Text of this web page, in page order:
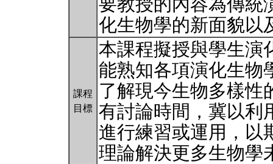
要教授的內容為傳統
化生物學的新面貌以
課程
目標
本課程擬授與學生演
能熟知各項演化生物
了解現今生物多樣性
有討論時間，冀以利
進行練習或運用，以
理論解決更多生物學